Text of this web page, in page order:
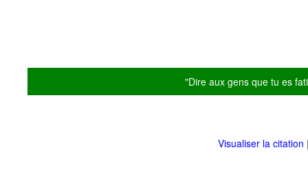
"Dire aux gens que tu es
Visualiser la citation